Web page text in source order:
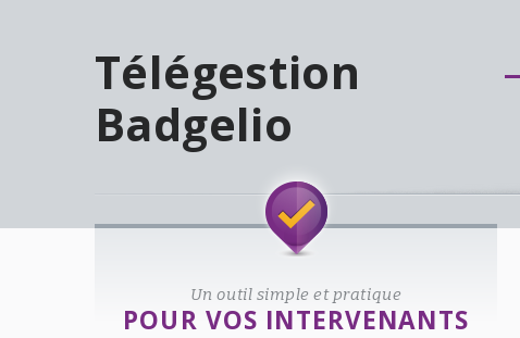
Télégestion
Badgelio
Welcome!
Un outil simple et pratique
POUR VOS INTERVENANTS